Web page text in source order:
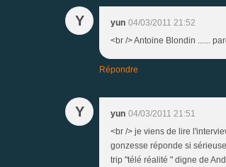
Y yun 04/03/2011 21:52
<br /> Antoine Blondin ......
Répondre
Y yun 04/03/2011 21:51
<br /> je viens de lire
gonzesse réponde si
trip "télé réalité " digne de